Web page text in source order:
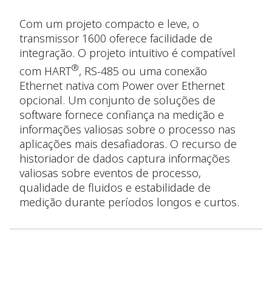
Com um projeto compacto e leve, o
transmissor 1600 oferece facilidade de
integração. O projeto intuitivo é compatível
com HART®, RS-485 ou uma conexão
Ethernet nativa com Power over Ethernet
opcional. Um conjunto de soluções de
software fornece confiança na medição e
informações valiosas sobre o processo nas
aplicações mais desafiadoras. O recurso de
historiador de dados captura informações
valiosas sobre eventos de processo,
qualidade de fluidos e estabilidade de
medição durante períodos longos e curtos.